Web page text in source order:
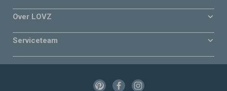
Over LOVZ
Serviceteam